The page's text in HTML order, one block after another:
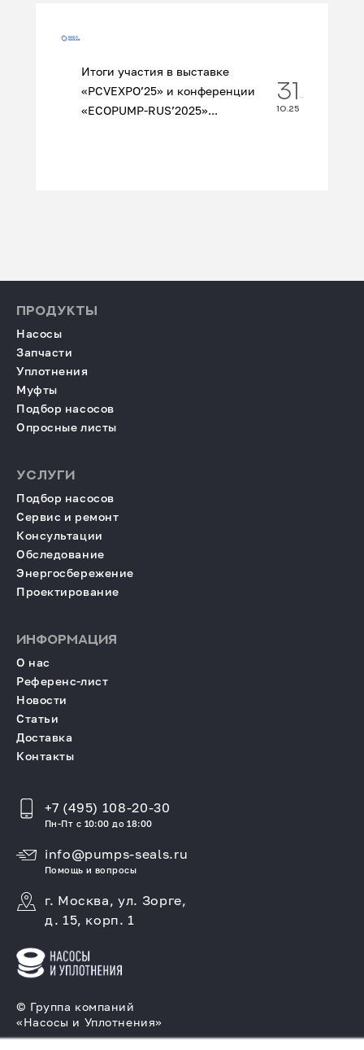
Итоги участия в выставке
«PCVEXPO’25» и конференции
«ECOPUMP‑RUS’2025»...
31
10.25
© Группа компаний
«Насосы и Уплотнения»
ПРОДУКТЫ
Насосы
Запчасти
Уплотнения
Муфты
Подбор насосов
Опросные листы
УСЛУГИ
Подбор насосов
Сервис и ремонт
Консультации
Обследование
Энергосбережение
Проектирование
ИНФОРМАЦИЯ
О нас
Референс-лист
Новости
Статьи
Доставка
Контакты
+7 (495) 108-20-30
Пн-Пт с 10:00 до 18:00
info@pumps-seals.ru
Помощь и вопросы
г. Москва, ул. Зорге,
д. 15, корп. 1